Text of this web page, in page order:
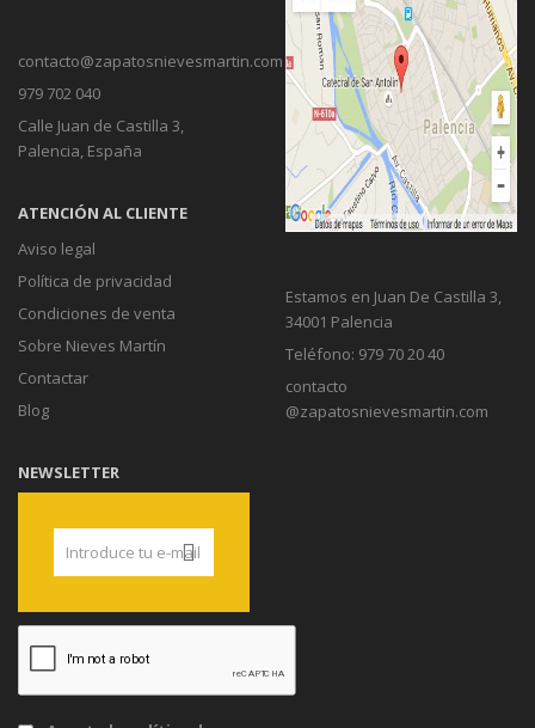
contacto@zapatosnievesmartin.com
979 702 040
Calle Juan de Castilla 3,
Palencia, España
ATENCIÓN AL CLIENTE
Aviso legal
Política de privacidad
Condiciones de venta
Sobre Nieves Martín
Contactar
Blog
Estamos en Juan De Castilla 3,
34001 Palencia
Teléfono: 979 70 20 40
contacto
@zapatosnievesmartin.com
NEWSLETTER